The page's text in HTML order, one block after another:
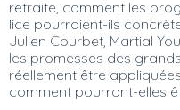
retraite, comment les
lice pourraient-ils
Julien Courbet, Martial
les promesses des
réellement être
comment pourront-elles